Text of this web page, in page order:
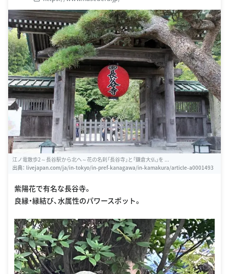
江ノ電散歩2～長谷駅から北へ～花の名刹「長谷寺」と「鎌倉大仏」を ...
出典： livejapan.com/ja/in-tokyo/in-pref-kanagawa/in-kamakura/article-a0001493
紫陽花で有名な長谷寺。
良縁・縁結び、水属性のパワースポット。